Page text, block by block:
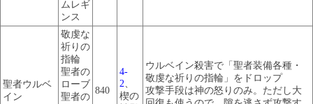
ムレギ
ンス
聖者ウルベ
イン
敬虔な
祈りの
指輪
聖者の
ローブ
聖者の
840
4-
2、
楔の
ウルベイン殺害で「聖者装備各種・
敬虔な祈りの指輪」をドロップ
攻撃手段は神の怒りのみ。ただし大